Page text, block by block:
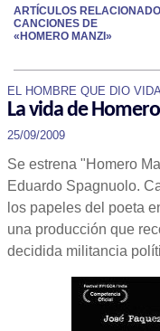
ARTÍCULOS
CANCIONES DE
«HOMERO MANZI»
EL HOMBRE QUE DIO
La vida de
25/09/2009
Se estrena "Homero
Eduardo Spagnuolo.
los papeles del poeta
una producción que
decidida militancia